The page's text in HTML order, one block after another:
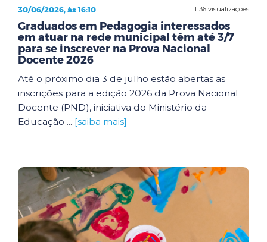
1136 visualizações
30/06/2026, às 16:10
Graduados em Pedagogia interessados
em atuar na rede municipal têm até 3/7
para se inscrever na Prova Nacional
Docente 2026
Até o próximo dia 3 de julho estão abertas as
inscrições para a edição 2026 da Prova Nacional
Docente (PND), iniciativa do Ministério da
Educação ... [saiba mais]